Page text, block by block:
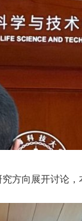
方向展开讨论